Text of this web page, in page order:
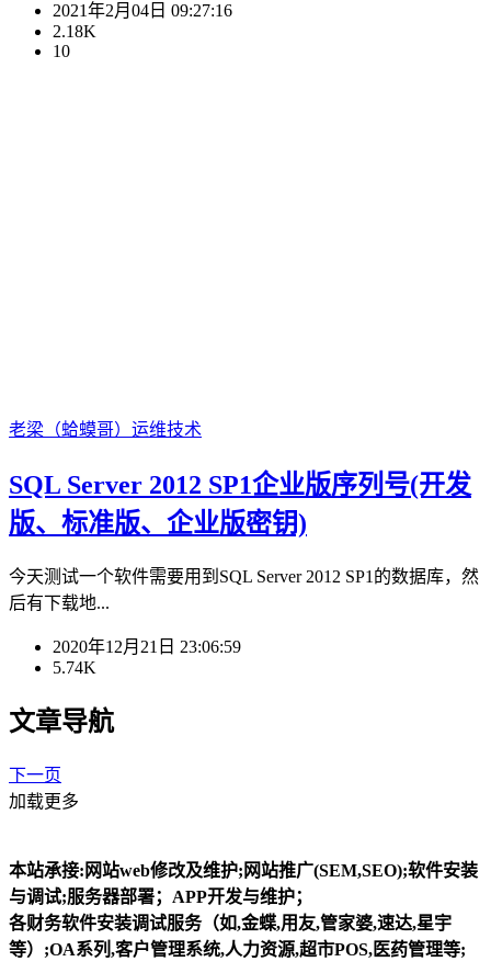
2021年2月04日 09:27:16
2.18K
10
老梁（蛤蟆哥） 运维技术
SQL Server 2012 SP1企业版序列号(开发
版、标准版、企业版密钥)
今天测试一个软件需要用到SQL Server 2012 SP1的数据库，然
后有下载地...
2020年12月21日 23:06:59
5.74K
文章导航
下一页
加载更多
本站承接:网站web修改及维护;网站推广(SEM,SEO);软件安装
与调试;服务器部署；APP开发与维护；
各财务软件安装调试服务（如,金蝶,用友,管家婆,速达,星宇
等）;OA系列,客户管理系统,人力资源,超市POS,医药管理等;